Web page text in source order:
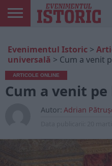
ONLINE
EDIȚII
TIPĂRITE
ISTORIC
PLAY
CONTUL
MEU
Evenimentul Istoric >
universală > Cum a venit
ARTICOLE ONLINE
Cum a venit
Autor: Adrian